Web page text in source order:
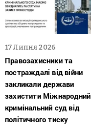
17 Липня 2026
Правозахисники та
постраждалі від війни
закликали держави
захистити Міжнародний
кримінальний суд від
політичного тиску